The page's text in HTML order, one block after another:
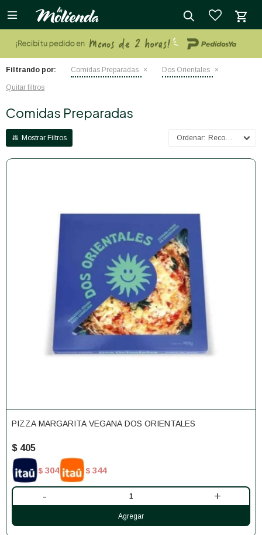

Filtrando por: Comidas Preparadas Dos Orientales
Quitar filtros
Comidas Preparadas
Recomendados
PIZZA MARGARITA VEGANA DOS ORIENTALES
$ 405
$ 304 $ 344
- +